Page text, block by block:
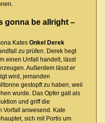
gonna be allright –
Kates Onkel Derek
zu prüfen. Derek hegt
einen Unfall handelt, lässt
Außerdem lässt er
wird, jemanden
gestopft zu haben, weil
wurde. Das Opfer galt als
und griff die
Vorfall anwesend. Kate
sich mit Portis um